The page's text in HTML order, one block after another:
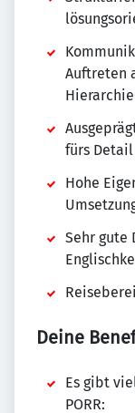
Auftreten
fürs Detail
Hohe
Sehr gute
Deine
Es gibt
PORR: